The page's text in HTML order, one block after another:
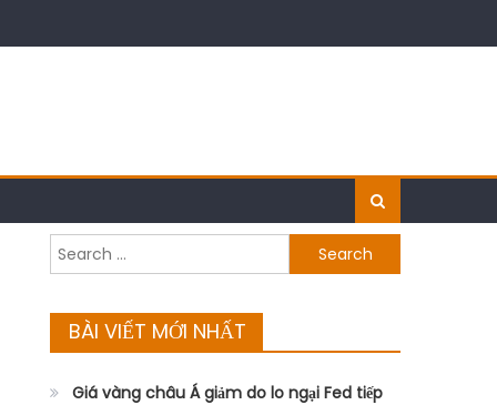
Search
for:
BÀI VIẾT MỚI NHẤT
Giá vàng châu Á giảm do lo ngại Fed tiếp